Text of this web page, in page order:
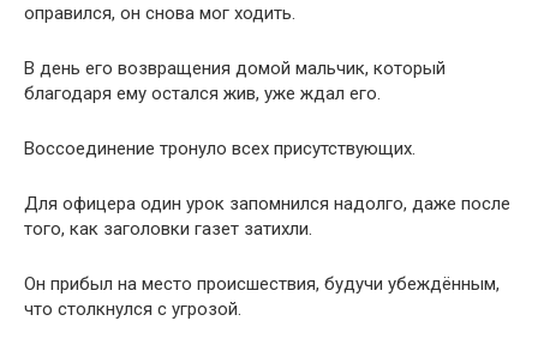
оправился, он снова мог ходить.
В день его возвращения домой мальчик, который
благодаря ему остался жив, уже ждал его.
Воссоединение тронуло всех присутствующих.
Для офицера один урок запомнился надолго, даже после
того, как заголовки газет затихли.
Он прибыл на место происшествия, будучи убеждённым,
что столкнулся с угрозой.